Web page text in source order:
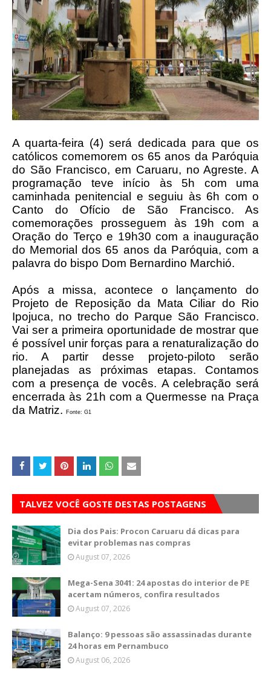
A quarta-feira (4) será dedicada para que os
católicos comemorem os 65 anos da Paróquia
do São Francisco, em Caruaru, no Agreste. A
programação teve início às 5h com uma
caminhada penitencial e seguiu às 6h com o
Canto do Ofício de São Francisco. As
comemorações prosseguem às 19h com a
Oração do Terço e 19h30 com a inauguração
do Memorial dos 65 anos da Paróquia, com a
palavra do bispo Dom Bernardino Marchió.
Após a missa, acontece o lançamento do
Projeto de Reposição da Mata Ciliar do Rio
Ipojuca, no trecho do Parque São Francisco.
Vai ser a primeira oportunidade de mostrar que
é possível unir forças para a renaturalização do
rio. A partir desse projeto-piloto serão
planejadas as próximas etapas. Contamos
com a presença de vocês. A celebração será
encerrada às 21h com a Quermesse na Praça
da Matriz.
Fonte: G1
TALVEZ VOCÊ GOSTE DESTAS POSTAGENS
Dia dos Pais: Procon Caruaru dá dicas para
evitar problemas nas compras
August 07, 2026
Mega-Sena 3041: 24 apostas do interior de PE
acertam números, confira resultados
August 07, 2026
Balanço: 9 pessoas são assassinadas durante
24 horas em Pernambuco
August 06, 2026